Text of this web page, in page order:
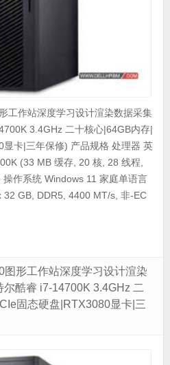
工作站深度学习设计渲染数据采集
3.4GHz 二十核心|64GB内存|
卡|三年保修) 产品规格 处理器 英
(33 MB 缓存, 20 核, 28 线程,
作系统 Windows 11 家庭单语言
32 GB, DDR5, 4400 MT/s, 非-EC
形工作站深度学习设计渲染
酷睿 i7-14700K 3.4GHz 二
固态硬盘|RTX3080显卡|三